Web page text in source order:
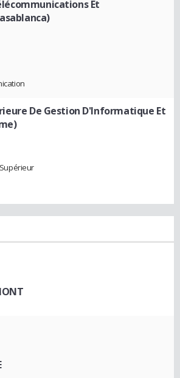
Et
De Gestion D'Informatique Et